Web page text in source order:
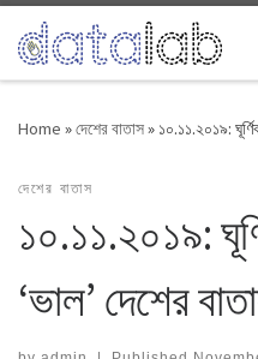
Skip to content
Home »দেশের বাতাস» ১০.১১.২০১৯:
দেশের বাতাস
১০.১১.২০১৯:
‘ভাল’ দেশের